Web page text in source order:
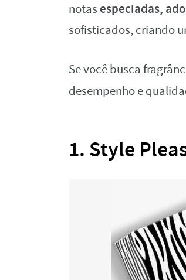
notas especiadas,
sofisticados, criando
Se você busca
desempenho e
1. Style